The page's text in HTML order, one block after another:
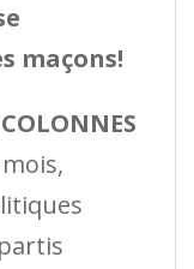
maçons!